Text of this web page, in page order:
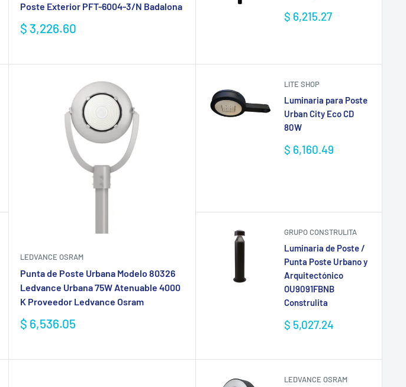
Poste Exterior PFT-6004-3/N Badalona
Precio
$ 3,226.60
Precio
$ 6,215.27
LEDVANCE OSRAM
Punta de Poste Urbana Modelo 80326
Ledvance Urbana 75W Atenuable 4000
K Proveedor Ledvance Osram
Precio
$ 6,536.05
LITE SHOP
Luminaria para Poste
Urban City Eco CD
80W
Precio
$ 6,160.49
GRUPO CONSTRULITA
Luminaria de Poste /
Punta Poste Urbano y
Arquitectónico
OU9091FBNB
Construlita
Precio
$ 5,027.24
LEDVANCE OSRAM